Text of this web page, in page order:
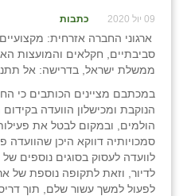
09 יול 2020 כתבות
ארגוני החברה אזרחית:
סביבתיים, חקלאים והמועצות
ממשלת ישראל, בדרישה: אל
במכתבם מציינים הכותבים כי
הנוקבת ומכישלון הוועדה בקידום
הולמים, ובמקום לבטל את
סמכויותיה דווקא היכן שהוועדה
לוועדה לעסוק בסוגים נוספים
לדיור, וזאת לתקופה נוספת של
לפעול למשך עשור שלם, תוך